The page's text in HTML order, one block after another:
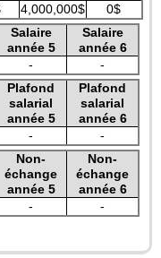
4,000,000$
0$
Salaire
année 5
Salaire
année 6
-
-
Plafond
salarial
année 5
Plafond
salarial
année 6
-
-
Non-
échange
année 5
Non-
échange
année 6
- -